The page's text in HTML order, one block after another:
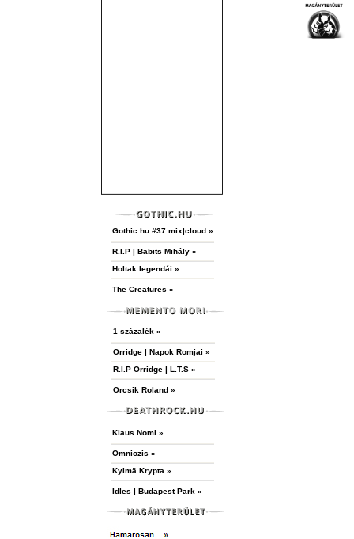
Gothic.hu #37 mix|cloud »
R.I.P | Babits Mihály »
Holtak legendái »
The Creatures »
1 százalék »
Orridge | Napok Romjai »
R.I.P Orridge | L.T.S »
Orcsik Roland »
Klaus Nomi »
Omniozis »
Kylmä Krypta »
Idles | Budapest Park »